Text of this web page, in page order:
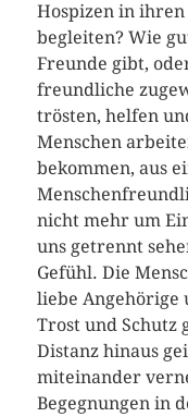
Hospizen in
begleiten? Wie
Freunde gibt,
freundliche
trösten, helfen
Menschen
bekommen, aus
nicht mehr um
uns getrennt
Gefühl. Die
liebe Angehörige
Trost und Schutz
Distanz hinaus
miteinander
Begegnungen in